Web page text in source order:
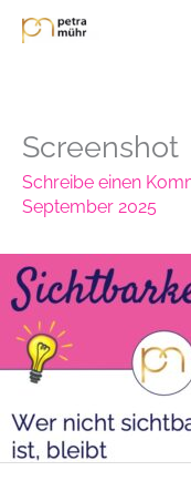
Zum
Inhalt
Screenshot
Schreibe einen
September 2025